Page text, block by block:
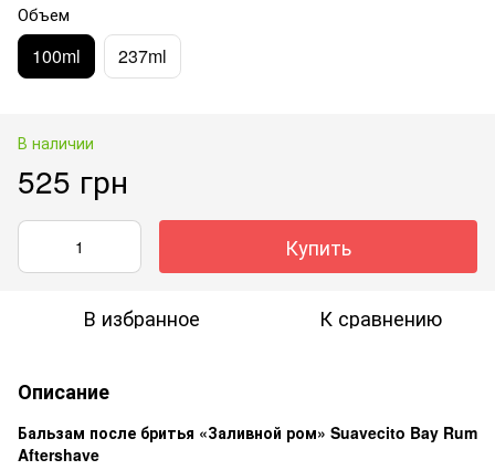
Объем
100ml 237ml
В наличии
525 грн
Купить
В избранное К сравнению
Описание
Бальзам после бритья «Заливной ром» Suavecito Bay Rum
Aftershave